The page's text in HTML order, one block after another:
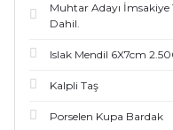
Muhtar Adayı
Dahil.
Islak Mendil 6X7cm
Kalpli Taş
Porselen Kupa Bardak